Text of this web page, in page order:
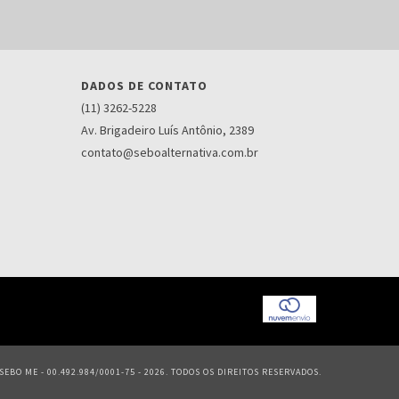
DADOS DE CONTATO
(11) 3262-5228
Av. Brigadeiro Luís Antônio, 2389
contato@seboalternativa.com.br
ME - 00.492.984/0001-75 - 2026. TODOS OS DIREITOS RESERVADOS.